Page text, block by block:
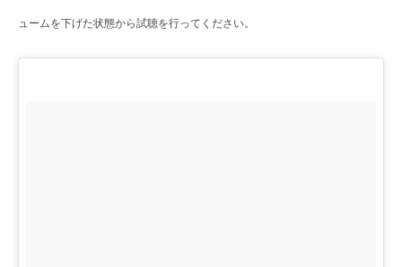
ュームを下げた状態から試聴を行ってください。